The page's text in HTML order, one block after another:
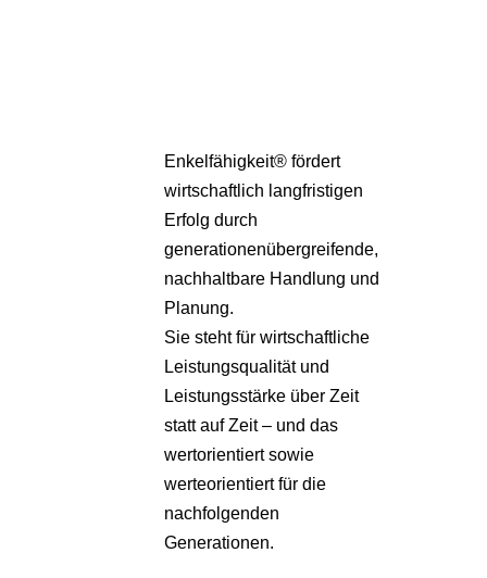
Enkelfähigkeit® fördert
wirtschaftlich langfristigen
Erfolg durch
generationenübergreifende,
nachhaltbare Handlung und
Planung.
Sie steht für wirtschaftliche
Leistungsqualität und
Leistungsstärke über Zeit
statt auf Zeit – und das
wertorientiert sowie
werteorientiert für die
nachfolgenden
Generationen.